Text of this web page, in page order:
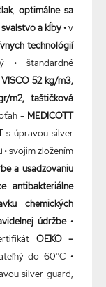
, optimálne sa
a kĺby• v
technológií
• štandardné
VISCO 52 kg/m3,
m2, taštičková
- MEDICOTT
s úpravou silver
• svojim zložením
a usadzovaniu
antibakteriálne
chemických
údržbe•
OEKO –
do 60°C •
silver guard,